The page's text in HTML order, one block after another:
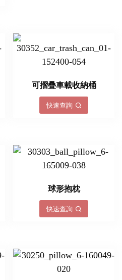
可摺疊車載收納桶
快速查詢
球形抱枕
快速查詢